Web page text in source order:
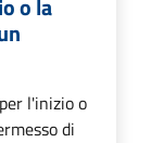
l'inizio o
di